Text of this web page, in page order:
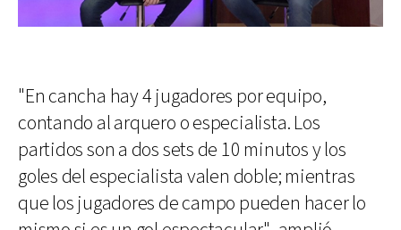
"En cancha hay 4 jugadores por equipo,
contando al arquero o especialista. Los
partidos son a dos sets de 10 minutos y los
goles del especialista valen doble; mientras
que los jugadores de campo pueden hacer lo